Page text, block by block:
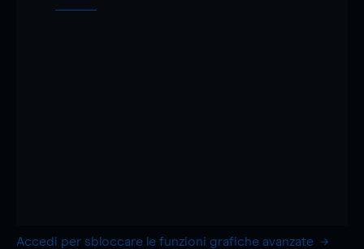
Accedi per sbloccare le funzioni grafiche avanzate